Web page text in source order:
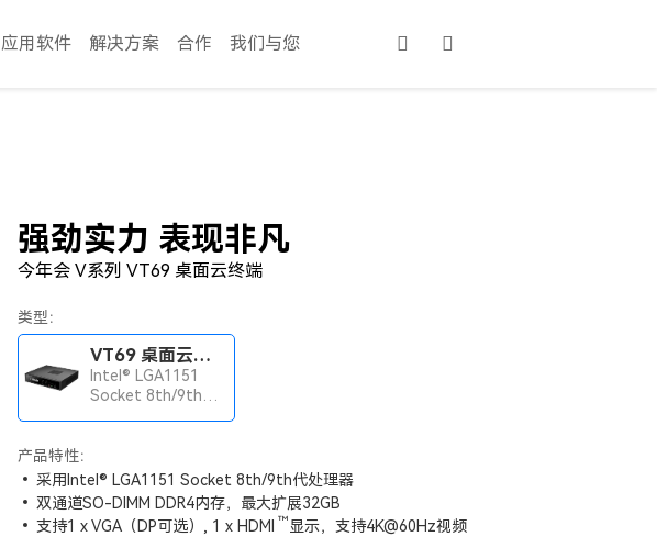
应用软件 解决方案 合作 我们与您
强劲实力 表现非凡
今年会 V系列 VT69 桌面云终端
类型：
VT69 桌面云终端
Intel® LGA1151
Socket 8th/9th代
产品特性：
采用Intel® LGA1151 Socket 8th/9th代处理器
双通道SO-DIMM DDR4内存，最大扩展32GB
支持1 x VGA（DP可选）, 1 x HDMI ™ 显示，支持4K@60Hz视频